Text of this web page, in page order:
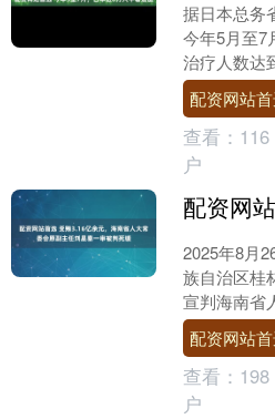
据日本总务
今年5月至7
治疗人数达
数据显示，
年有可比数
配资网站
查看： 116
户
2025年8月
族自治区桂
宣判海南省
副主任刘星
以受贿罪判
配资网站
查看： 198
户